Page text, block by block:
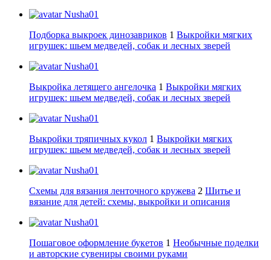
Nusha01
Подборка выкроек динозавриков 1 Выкройки мягких
игрушек: шьем медведей, собак и лесных зверей
Nusha01
Выкройка летящего ангелочка 1 Выкройки мягких
игрушек: шьем медведей, собак и лесных зверей
Nusha01
Выкройки тряпичных кукол 1 Выкройки мягких
игрушек: шьем медведей, собак и лесных зверей
Nusha01
Схемы для вязания ленточного кружева 2 Шитье и
вязание для детей: схемы, выкройки и описания
Nusha01
Пошаговое оформление букетов 1 Необычные поделки
и авторские сувениры своими руками